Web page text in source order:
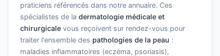
praticiens référencés dans notre annuaire. Ces
spécialistes de la dermatologie médicale et
chirurgicale vous reçoivent sur rendez-vous pour
traiter l'ensemble des pathologies de la peau :
maladies inflammatoires (eczéma, psoriasis),